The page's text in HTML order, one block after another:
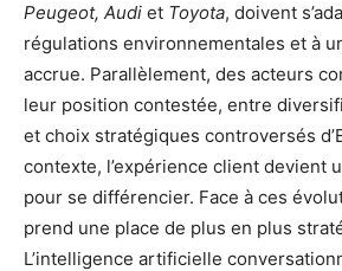
Peugeot, Audi et Toyota, doivent
régulations environnementales et à
accrue. Parallèlement, des acteurs
leur position contestée, entre
et choix stratégiques controversés
contexte, l’expérience client devient
pour se différencier. Face à ces
prend une place de plus en plus
L’intelligence artificielle